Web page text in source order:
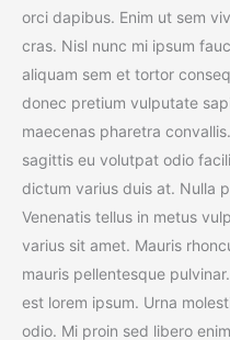
orci dapibus. Enim ut sem
cras. Nisl nunc mi ipsum
aliquam sem et tortor
donec pretium vulputate
maecenas pharetra
sagittis eu volutpat odio
dictum varius duis at. Nulla
Venenatis tellus in metus
varius sit amet. Mauris
mauris pellentesque
est lorem ipsum. Urna
odio. Mi proin sed libero